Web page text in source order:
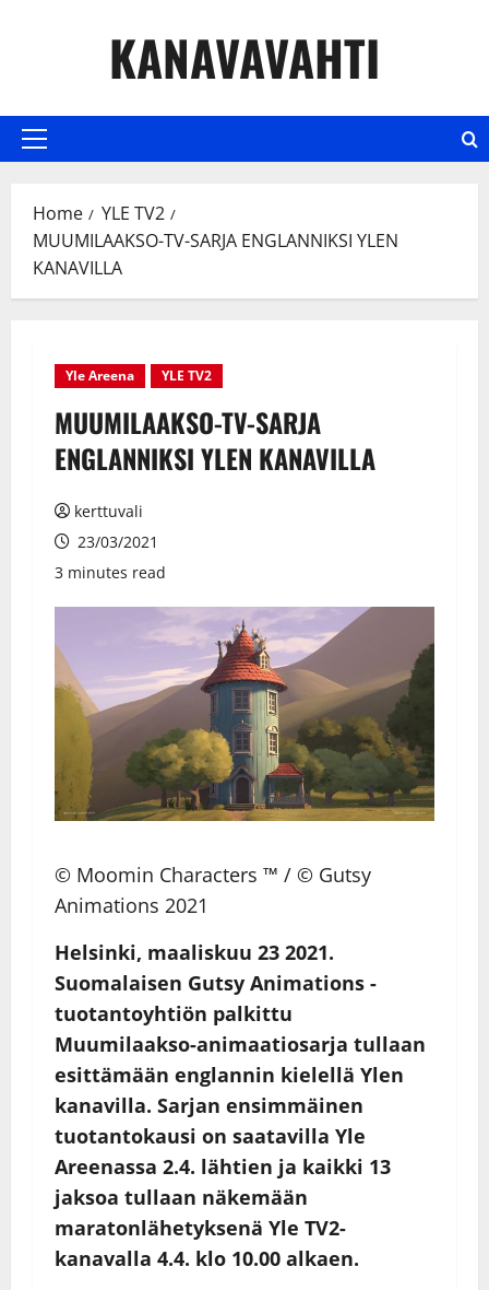
KANAVAVAHTI
Primary
Home
YLE TV2
MUUMILAAKSO-TV-SARJA ENGLANNIKSI YLEN
KANAVILLA
Yle Areena YLE TV2
MUUMILAAKSO-TV-SARJA
ENGLANNIKSI YLEN KANAVILLA
kerttuvali
23/03/2021
3 minutes read
© Moomin Characters ™ / © Gutsy
Animations 2021
Helsinki, maaliskuu 23 2021.
Suomalaisen Gutsy Animations -
tuotantoyhtiön palkittu
Muumilaakso-animaatiosarja tullaan
esittämään englannin kielellä Ylen
kanavilla. Sarjan ensimmäinen
tuotantokausi on saatavilla Yle
Areenassa 2.4. lähtien ja kaikki 13
jaksoa tullaan näkemään
maratonlähetyksenä Yle TV2-
kanavalla 4.4. klo 10.00 alkaen.